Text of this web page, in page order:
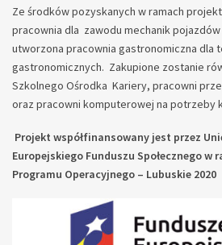
Ze środków pozyskanych w ramach
pracownia dla zawodu mechanik
utworzona pracownia gastronomiczna dla
gastronomicznych. Zakupione zostanie
Szkolnego Ośrodka Kariery, pracowni
oraz pracowni komputerowej na potrzeby
Projekt współfinansowany jest przez
Europejskiego Funduszu Społecznego w
Programu Operacyjnego – Lubuskie 2020